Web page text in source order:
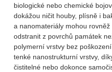
biologické nebo chemické
dokážou ničit houby, plísně i
a nanomateriály mohou
odstranit z povrchů památek
polymerní vrstvy bez
tenké nanostrukturní vrstvy,
čistitelné nebo dokonce